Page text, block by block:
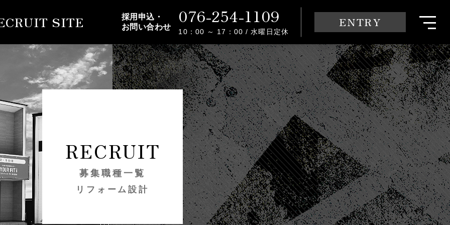
SITE
採用申込・
お問い合わせ
076-254-1109
10：00 ～ 17：00 / 水曜日定休
ENTRY
RECRUIT
募集職種一覧
リフォーム設計